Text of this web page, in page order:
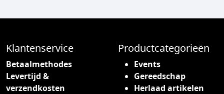
Klantenservice
Betaalmethodes
Levertijd &
verzendkosten
Productcategorieën
Events
Gereedschap
Herlaad artikelen